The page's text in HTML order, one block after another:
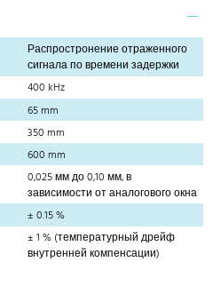
Распростронение отраженного
сигнала по времени задержки
400 kHz
65 mm
350 mm
600 mm
0,025 мм до 0,10 мм, в
зависимости от аналогового окна
± 0.15 %
± 1 % (температурный дрейф
внутренней компенсации)